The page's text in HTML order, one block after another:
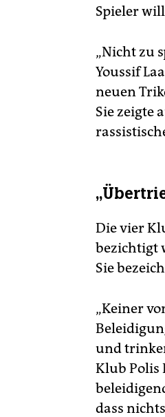
Spieler
„Nicht zu
Youssif
neuen
Sie zeigte
Die vier
bezichtigt
Sie
„Keiner
und
Klub Polis
dass